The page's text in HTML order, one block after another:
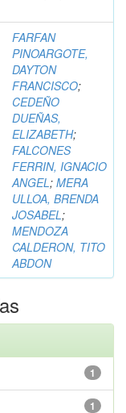
FARFAN
PINOARGOTE,
DAYTON
FRANCISCO;
CEDEÑO
DUEÑAS,
ELIZABETH;
FALCONES
FERRIN, IGNACIO
ANGEL; MERA
ULLOA, BRENDA
JOSABEL;
MENDOZA
CALDERON, TITO
ABDON
1
1